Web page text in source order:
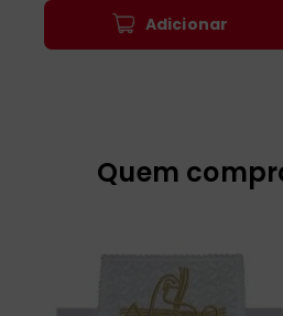
Adicionar
Quem